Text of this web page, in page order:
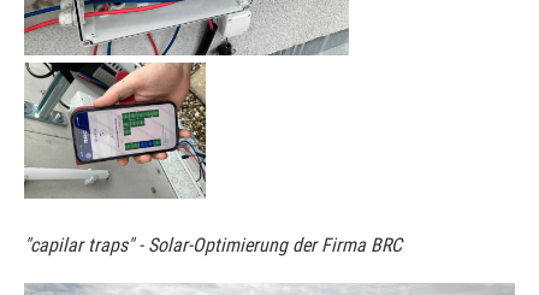
"capilar traps" - Solar-Optimierung der Firma BRC